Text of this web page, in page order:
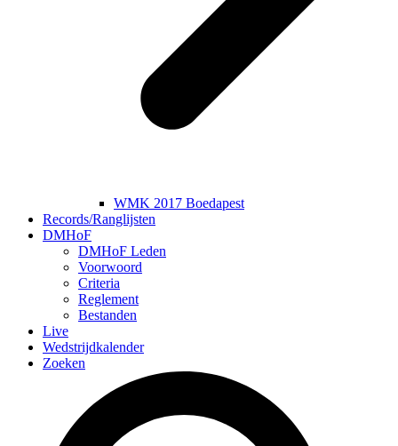
WMK 2017 Boedapest
Records/Ranglijsten
DMHoF
DMHoF Leden
Voorwoord
Criteria
Reglement
Bestanden
Live
Wedstrijdkalender
Zoeken